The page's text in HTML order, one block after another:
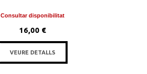
Consultar disponibilitat
16,00 €
VEURE DETALLS